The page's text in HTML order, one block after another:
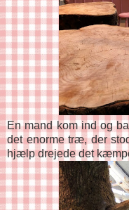
En mand kom ind og
det enorme træ, der
hjælp drejede det